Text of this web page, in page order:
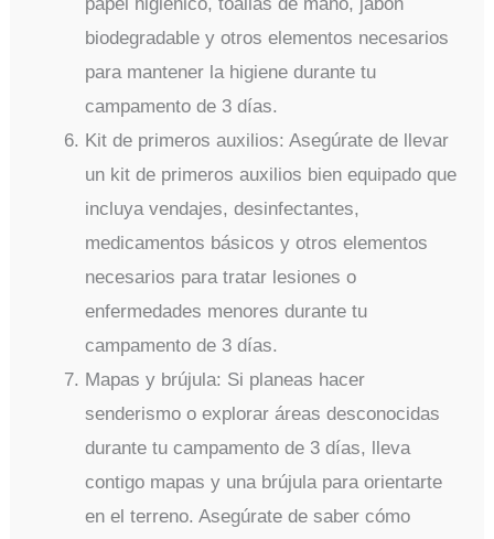
biodegradable y otros elementos necesarios
para mantener la higiene durante tu
campamento de 3 días.
Kit de primeros auxilios: Asegúrate de llevar
un kit de primeros auxilios bien equipado que
incluya vendajes, desinfectantes,
medicamentos básicos y otros elementos
necesarios para tratar lesiones o
enfermedades menores durante tu
campamento de 3 días.
Mapas y brújula: Si planeas hacer
senderismo o explorar áreas desconocidas
durante tu campamento de 3 días, lleva
contigo mapas y una brújula para orientarte
en el terreno. Asegúrate de saber cómo